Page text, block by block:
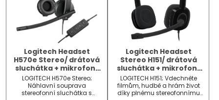
Logitech Headset
H570e Stereo/ drátová
sluchátka + mikrofon/
USB/ černá
LOGITECH H570e Stereo;
Náhlavní souprava
stereofonní sluchátka s
Logitech Headset
Stereo H151/ drátová
sluchátka + mikrofon/
3,5 mm jack/ černá
LOGITECH H151; Vdechněte
filmům, hudbě a hrám život
díky plnému stereofonnímu